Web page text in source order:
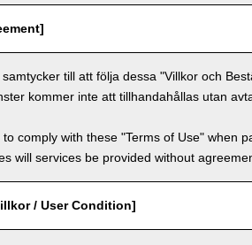
till att följa dessa "Villkor och
kommer inte att tillhandahållas utan
to comply with these "Terms of Use" when
will services be provided without
/ User Condition]